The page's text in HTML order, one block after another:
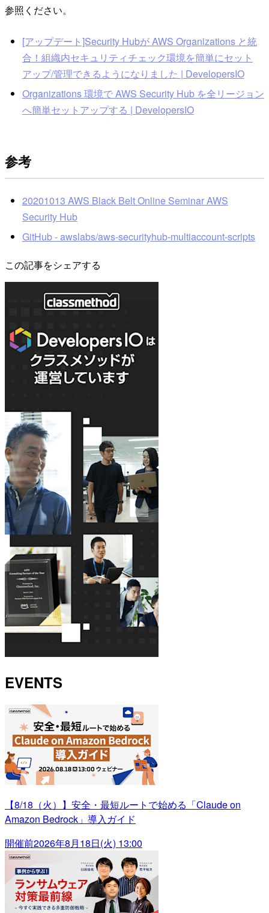
参照ください。
[アップデート]Security Hubが AWS Organizations と統
合！組織内セキュリティチェック環境を簡単にセット
アップ/管理できるようになりました | DevelopersIO
Organizations 環境で AWS Security Hub を全リージョン
へ簡単セットアップする | DevelopersIO
参考
20201013 AWS Black Belt Online Seminar AWS
Security Hub
GitHub - awslabs/aws-securityhub-multiaccount-scripts
この記事をシェアする
EVENTS
【8/18（火）】安全・最短ルートで始める「Claude on
Amazon Bedrock」導入ガイド
開催前2026年8月18日(火) 13:00